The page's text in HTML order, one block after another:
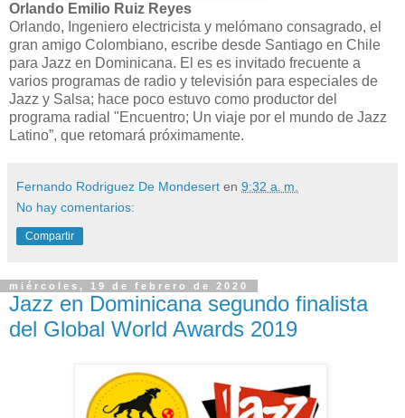
Orlando Emilio Ruiz Reyes
Orlando, Ingeniero electricista y melómano consagrado, el
gran amigo Colombiano, escribe desde Santiago en Chile
para Jazz en Dominicana. El es es invitado frecuente a
varios programas de radio y televisión para especiales de
Jazz y Salsa; hace poco estuvo como productor del
programa radial "Encuentro; Un viaje por el mundo de Jazz
Latino”, que retomará próximamente.
Fernando Rodriguez De Mondesert en 9:32 a. m.
No hay comentarios:
Compartir
miércoles, 19 de febrero de 2020
Jazz en Dominicana segundo finalista
del Global World Awards 2019